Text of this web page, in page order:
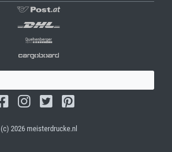
(c) 2026 meisterdrucke.nl